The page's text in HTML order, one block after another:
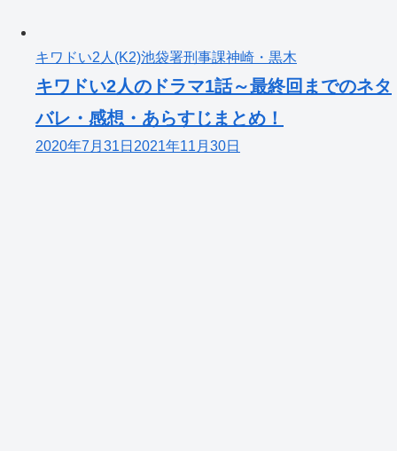
キワドい2人(K2)池袋署刑事課神崎・黒木
キワドい2人のドラマ1話～最終回までのネタ
バレ・感想・あらすじまとめ！
2020年7月31日 2021年11月30日